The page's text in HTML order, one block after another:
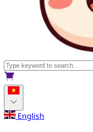
English